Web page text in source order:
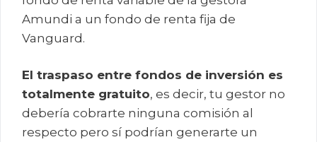
Amundi a un fondo de renta fija de
Vanguard.
El traspaso entre fondos de inversión es
totalmente gratuito, es decir, tu gestor no
debería cobrarte ninguna comisión al
respecto pero sí podrían generarte un